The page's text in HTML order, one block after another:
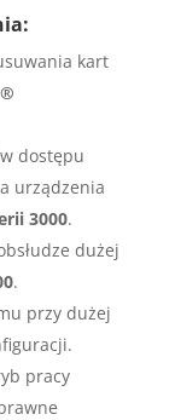
kart
dostępu
urządzenia
3000.
dużej
.
przy dużej
pracy